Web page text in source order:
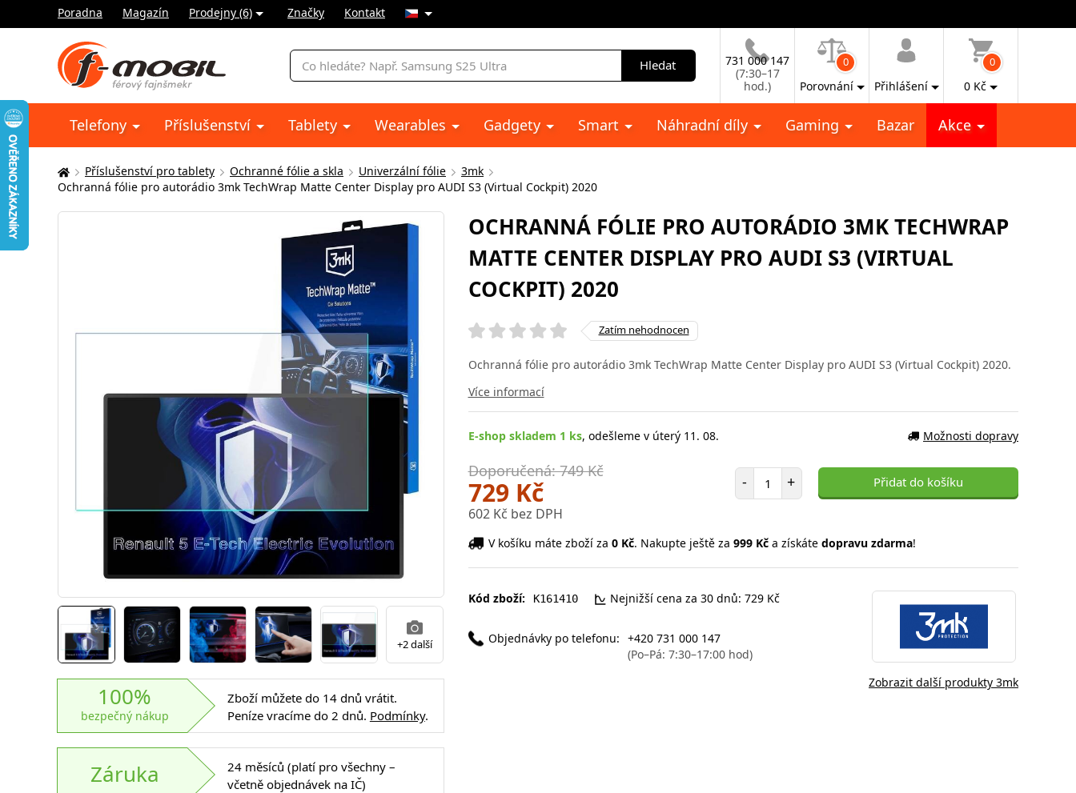
Poradna Magazín Prodejny (6) Značky Kontakt
Vyhledávání
Hledat
731 000 147
(7:30–17
hod.)
0
Porovnání Přihlášení
0
0 Kč
Telefony Příslušenství Tablety Wearables Gadgety Smart Náhradní díly Gaming Bazar Akce
Zde
nacházíte:
Příslušenství pro tablety Ochranné fólie a skla Univerzální fólie
3mk
Ochranná fólie pro autorádio 3mk TechWrap Matte Center Display pro AUDI S3 (Virtual Cockpit) 2020
+2 další
100%
bezpečný nákup
Zboží můžete do 14 dnů vrátit.
Peníze vracíme do 2 dnů. Podmínky.
Záruka
24 měsíců (platí pro všechny –
včetně objednávek na IČ)
OCHRANNÁ FÓLIE PRO AUTORÁDIO 3MK TECHWRAP
MATTE CENTER DISPLAY PRO AUDI S3 (VIRTUAL
COCKPIT) 2020
Zatím nehodnocen
Ochranná fólie pro autorádio 3mk TechWrap Matte Center Display pro AUDI S3 (Virtual Cockpit) 2020.
Více informací
E-shop skladem 1 ks, odešleme v úterý 11. 08. Možnosti dopravy
Doporučená: 749 Kč
729 Kč
602 Kč bez DPH
- Počet položek
+ Přidat do košíku
V košíku máte zboží za 0 Kč. Nakupte ještě za 999 Kča získáte dopravu zdarma!
Kód zboží: K161410 Nejnižší cena za 30 dnů: 729 Kč
Objednávky po telefonu: +420 731 000 147
(Po–Pá: 7:30–17:00 hod)
Zobrazit další produkty 3mk